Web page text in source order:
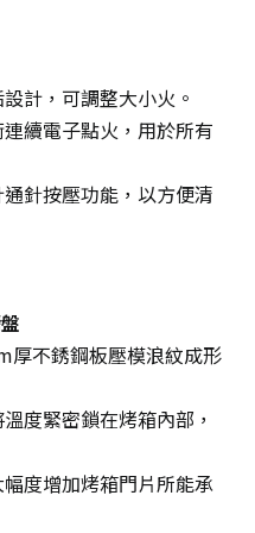
計，可調整大小火。
續電子點火，用於所有
針按壓功能，以方便清
厚不銹鋼板壓模浪紋成形
度緊密鎖在烤箱內部，
度增加烤箱門片所能承